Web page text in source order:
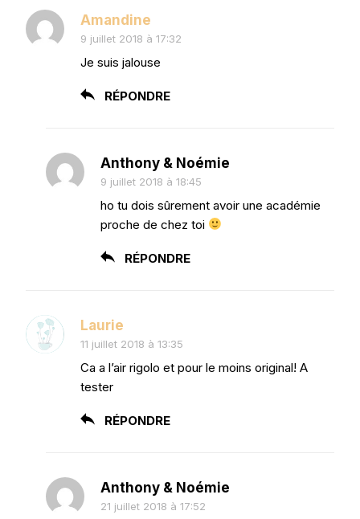
Amandine
9 juillet 2018 à 17:32
Je suis jalouse
RÉPONDRE
Anthony & Noémie
9 juillet 2018 à 18:45
ho tu dois sûrement avoir une académie
proche de chez toi
RÉPONDRE
Laurie
11 juillet 2018 à 13:35
Ca a l’air rigolo et pour le moins original! A
tester
RÉPONDRE
Anthony & Noémie
21 juillet 2018 à 17:52